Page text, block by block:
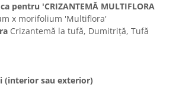
pentru 'CRIZANTEMĂ MULTIFLORA
x morifolium 'Multiflora'
Crizantemă la tufă, Dumitriță, Tufă
(interior sau exterior)